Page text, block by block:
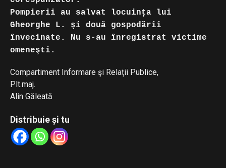
Pompierii au salvat locuinţa lui
Gheorghe L. şi două gospodării
învecinate. Nu s-au înregistrat victime
omeneşti.
Compartiment Informare şi Relaţii Publice,
Plt.maj.
Alin Găleată
Distribuie și tu